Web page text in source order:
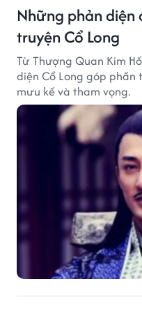
Những phản
truyện Cổ Long
Từ Thượng Quan Kim
diện Cổ Long góp
mưu kế và tham vọng.